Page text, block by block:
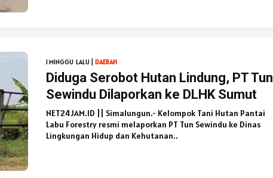
1 MINGGU LALU | DAERAH
Diduga Serobot Hutan Lindung, PT Tun
Sewindu Dilaporkan ke DLHK Sumut
NET24JAM.ID || Simalungun.- Kelompok Tani Hutan Pantai
Labu Forestry resmi melaporkan PT Tun Sewindu ke Dinas
Lingkungan Hidup dan Kehutanan..